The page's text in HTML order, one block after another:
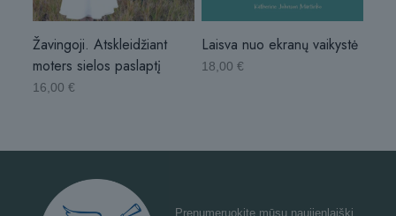
Žavingoji. Atskleidžiant
moters sielos paslaptį
16,00 €
Laisva nuo ekranų vaikystė
18,00 €
Prenumeruokite mūsų naujienlaiškį